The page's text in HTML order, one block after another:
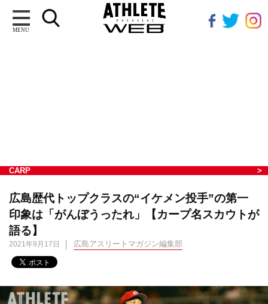
MENU
CARP
広島歴代トップクラスの“イケメン投手”の第一
印象は「がんぼうったれ」【カープ名スカウトが
語る】
2021年9月17日 広島アスリートマガジン編集部